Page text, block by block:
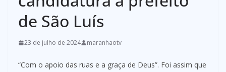
de São Luís
23 de julho de 2024 maranhaotv
“Com o apoio das ruas e a graça de Deus”. Foi assim que